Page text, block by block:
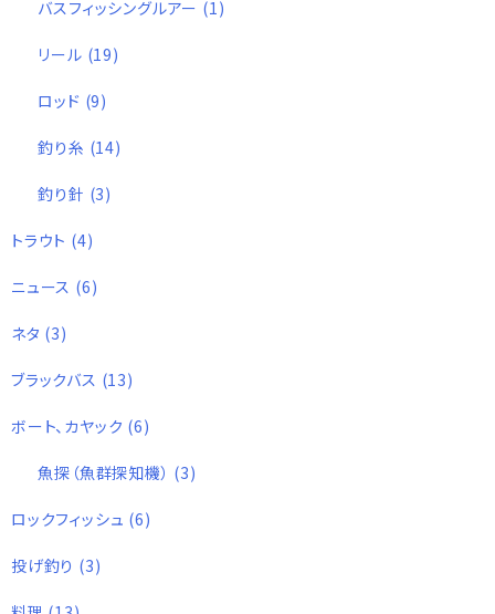
バスフィッシングルアー (1)
リール (19)
ロッド (9)
釣り糸 (14)
釣り針 (3)
トラウト (4)
ニュース (6)
ネタ (3)
ブラックバス (13)
ボート、カヤック (6)
魚探（魚群探知機） (3)
ロックフィッシュ (6)
投げ釣り (3)